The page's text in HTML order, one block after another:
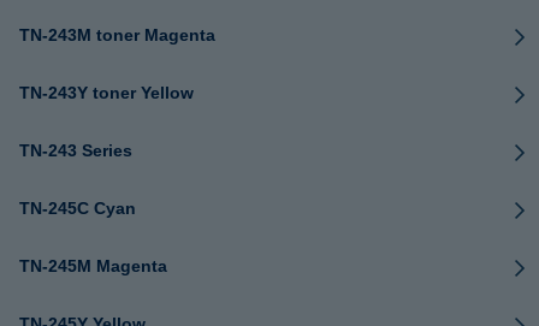
TN-243M toner Magenta
TN-243Y toner Yellow
TN-243 Series
TN-245C Cyan
TN-245M Magenta